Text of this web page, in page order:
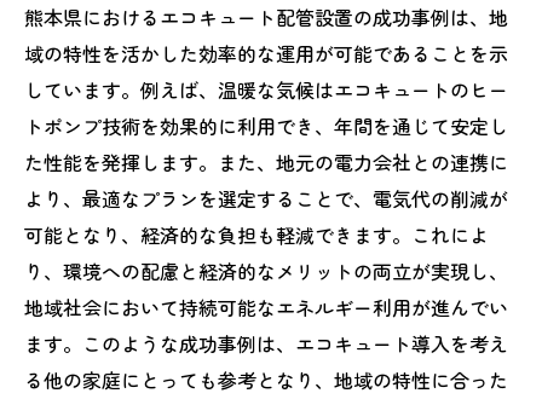
熊本県におけるエコキュート配管設置の成功事例は、地
域の特性を活かした効率的な運用が可能であることを示
しています。例えば、温暖な気候はエコキュートのヒー
トポンプ技術を効果的に利用でき、年間を通じて安定し
た性能を発揮します。また、地元の電力会社との連携に
より、最適なプランを選定することで、電気代の削減が
可能となり、経済的な負担も軽減できます。これによ
り、環境への配慮と経済的なメリットの両立が実現し、
地域社会において持続可能なエネルギー利用が進んでい
ます。このような成功事例は、エコキュート導入を考え
る他の家庭にとっても参考となり、地域の特性に合った